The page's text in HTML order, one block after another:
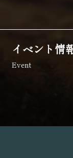
イベント情
Event